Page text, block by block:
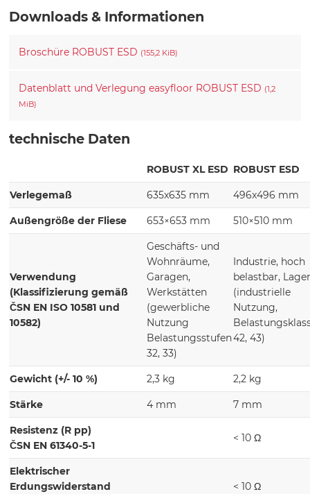
Downloads & Informationen
Broschüre ROBUST ESD (155,2 KiB)
Datenblatt und Verlegung easyfloor ROBUST ESD (1,2
MiB)
technische Daten
ROBUST XL ESD ROBUST ESD
Verlegemaß 635x635 mm 496x496 mm
Außengröße der Fliese 653×653 mm 510×510 mm
Verwendung
(Klassifizierung gemäß
ČSN EN ISO 10581 und
10582)
Geschäfts- und
Wohnräume,
Garagen,
Werkstätten
(gewerbliche
Nutzung
Belastungsstufen
32, 33)
Industrie, hoch
belastbar,
(industrielle
Nutzung,
42, 43)
Gewicht (+/- 10 %) 2,3 kg 2,2 kg
Stärke 4 mm 7 mm
Resistenz (R pp)
ČSN EN 61340-5-1
< 10 Ω
Elektrischer
Erdungswiderstand
< 10 Ω